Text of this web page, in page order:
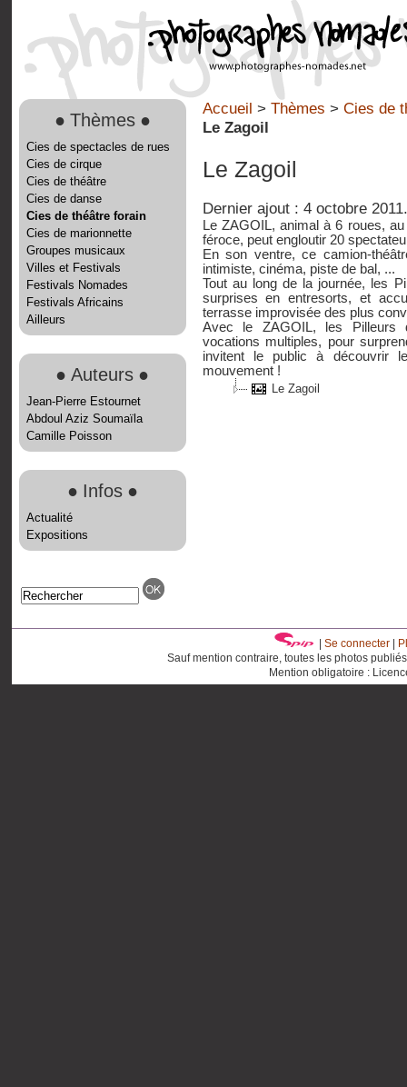
● Thèmes ●
Cies de spectacles de rues
Cies de cirque
Cies de théâtre
Cies de danse
Cies de théâtre forain
Cies de marionnette
Groupes musicaux
Villes et Festivals
Festivals Nomades
Festivals Africains
Ailleurs
● Auteurs ●
Jean-Pierre Estournet
Abdoul Aziz Soumaïla
Camille Poisson
● Infos ●
Actualité
Expositions
Accueil > Thèmes > Cies de
Le Zagoil
Le Zagoil
Dernier ajout : 4 octobre 2011.
Le ZAGOIL, animal à 6 roues, au
féroce, peut engloutir 20
En son ventre, ce camion-
intimiste, cinéma, piste de bal, ...
Tout au long de la journée, les
surprises en entresorts, et
terrasse improvisée des plus
Avec le ZAGOIL, les Pilleurs
vocations multiples, pour
invitent le public à découvrir
mouvement !
Le Zagoil
Se connecter|
Sauf mention contraire, toutes les photos
Mention obligatoire :